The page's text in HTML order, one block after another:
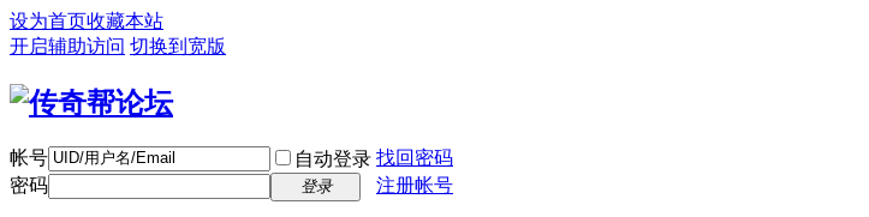
设为首页收藏本站
开启辅助访问 切换到宽版
帐号 自动登录 找回密码
密码
登录 注册帐号